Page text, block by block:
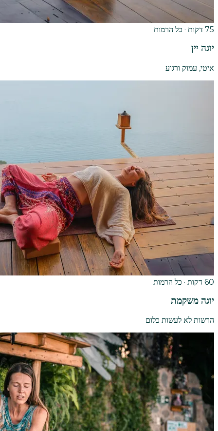
75 דקות · כל הרמות
יוגה יין
איטי, עמוק ורגוע
60 דקות · כל הרמות
יוגה משקמת
הרשות לא לעשות כלום